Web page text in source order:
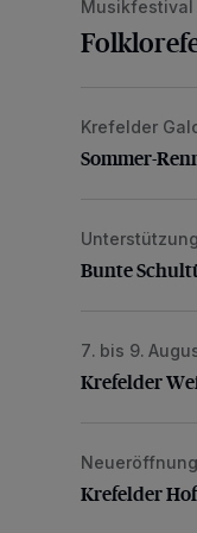
Sommer-
Krefelder
Sommer-
Bunte
Bunte
Krefelder
7. bis 9.
Krefelder
Krefelder Hof
Krefelder